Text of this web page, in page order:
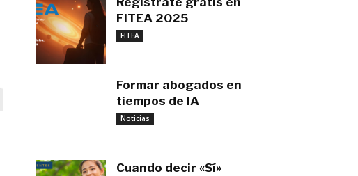
FITEA 2025
FITEA
Formar abogados en
tiempos de IA
Noticias
Cuando decir «Sí»